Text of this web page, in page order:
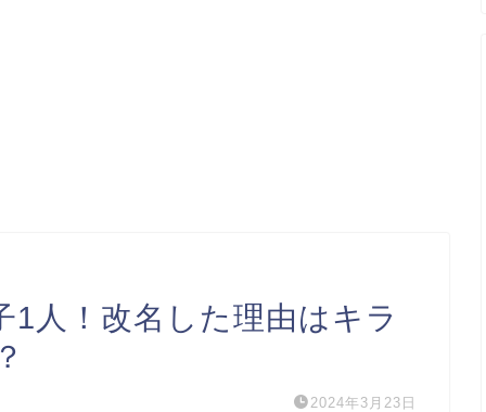
1人！改名した理由はキラ
2024年3月23日